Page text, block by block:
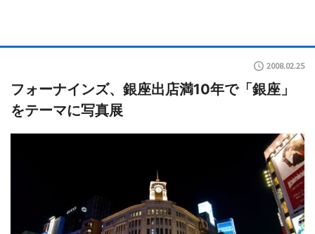
2008.02.25
フォーナインズ、銀座出店満10年で「銀座」
をテーマに写真展